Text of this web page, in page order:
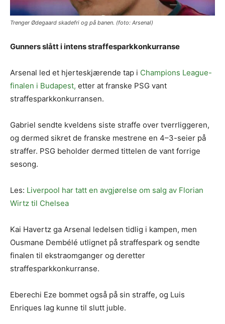
Trenger Ødegaard skadefri og på banen. (foto: Arsenal)
Gunners slått i intens straffesparkkonkurranse
Arsenal led et hjerteskjærende tap i Champions League-
finalen i Budapest, etter at franske PSG vant
straffesparkkonkurransen.
Gabriel sendte kveldens siste straffe over tverrliggeren,
og dermed sikret de franske mestrene en 4–3-seier på
straffer. PSG beholder dermed tittelen de vant forrige
sesong.
Les: Liverpool har tatt en avgjørelse om salg av Florian
Wirtz til Chelsea
Kai Havertz ga Arsenal ledelsen tidlig i kampen, men
Ousmane Dembélé utlignet på straffespark og sendte
finalen til ekstraomganger og deretter
straffesparkkonkurranse.
Eberechi Eze bommet også på sin straffe, og Luis
Enriques lag kunne til slutt juble.